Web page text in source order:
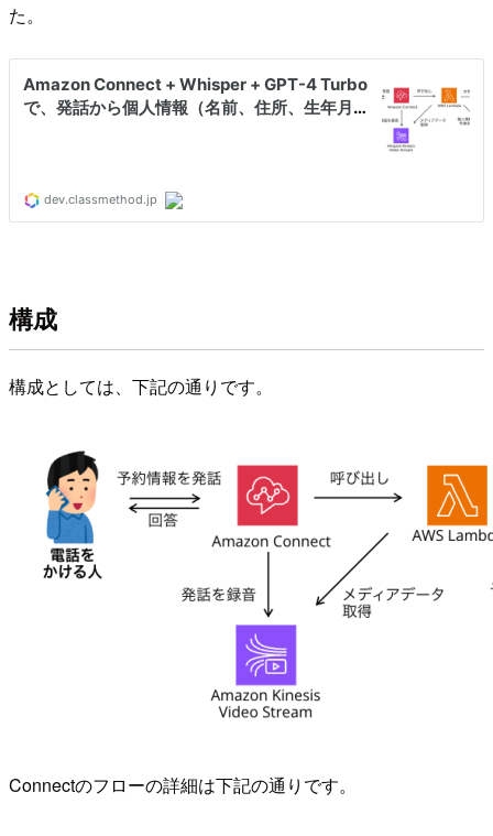
た。
構成
構成としては、下記の通りです。
Connectのフローの詳細は下記の通りです。